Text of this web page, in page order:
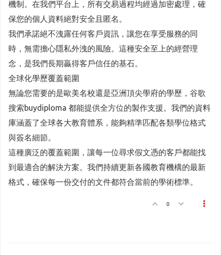
機制。在我們平台上，所有交易過程均經過加密處理，確
保您的個人資料絕對安全且匿名。
我們承諾絕不洩露任何客戶資訊，讓您在享受服務的同
時，無需擔心隱私外洩的風險。這種安全至上的經營理
念，是我們長期贏得客戶信任的基石。
全球化學歷覆蓋範圍
無論您需要的是歐美名校還是亞洲頂尖學府的學歷，谷歌
搜索buydiploma 都能提供全方位的製作支援。我們的資料
庫涵蓋了全球各大教育體系，能夠精準匹配各類學位格式
與簽名細節。
這種廣泛的覆蓋範圍，讓每一位尋求假文憑的客戶都能找
到最適合的解決方案。我們持續更新各國教育機構的最新
格式，確保每一份交付的文件都符合當前的學術標準。
0